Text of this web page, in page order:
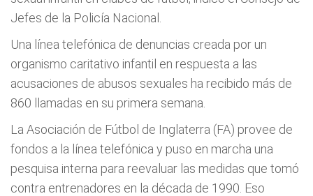
Jefes de la Policía Nacional.
Una línea telefónica de denuncias creada por un
organismo caritativo infantil en respuesta a las
acusaciones de abusos sexuales ha recibido más de
860 llamadas en su primera semana.
La Asociación de Fútbol de Inglaterra (FA) provee de
fondos a la línea telefónica y puso en marcha una
pesquisa interna para reevaluar las medidas que tomó
contra entrenadores en la década de 1990. Eso